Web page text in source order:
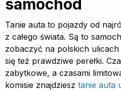
samochód
Tanie auta to pojazdy od
z całego świata. Są to
zobaczyć na polskich
się też prawdziwe perełki.
zabytkowe, a czasami
komisie znajdziesz tanie auta